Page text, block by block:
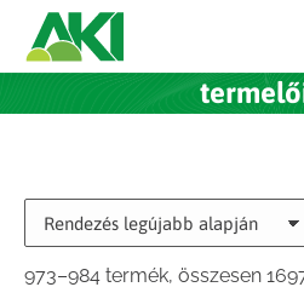
973–984 termék, összesen